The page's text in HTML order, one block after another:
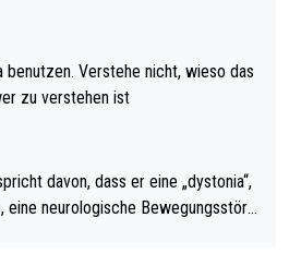
Nur eins wundert mich: Luke Little
der über Social Media GvV p
schießt öfters mal gegen Ric
benutzen. Verstehe nicht, wieso das
zu verstehen ist
davon, dass er eine „dystonia“,
eine neurologische Bewegungsstöru